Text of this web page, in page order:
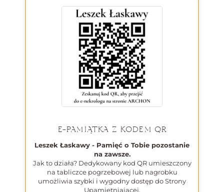
E-PAMIĄTKA Z KODEM QR
Leszek Łaskawy - Pamięć o Tobie pozostanie
na zawsze.
Jak to działa? Dedykowany kod QR umieszczony
na tabliczce pogrzebowej lub nagrobku
umożliwia szybki i wygodny dostęp do Strony
Upamiętniającej.